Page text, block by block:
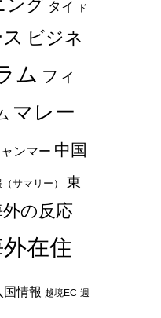
ング タイ ド
ビジネ
ム フィ
マレー
ャンマー 中国
サマリー）
東
の反応
在住
国情報 越境EC 週